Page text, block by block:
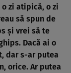
zi atipică, o zi
să spun de
și vrei să te
Dacă ai o
dar s-ar putea
orice. Ar putea